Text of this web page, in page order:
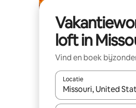
loft in
Vind en boek
Locatie
Wanneer er